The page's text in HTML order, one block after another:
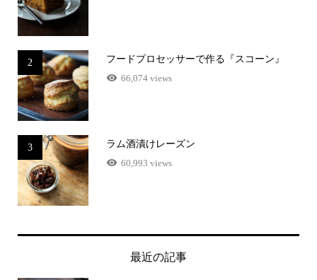
2
フードプロセッサーで作る『スコーン』
66,074 views
3
ラム酒漬けレーズン
60,993 views
最近の記事